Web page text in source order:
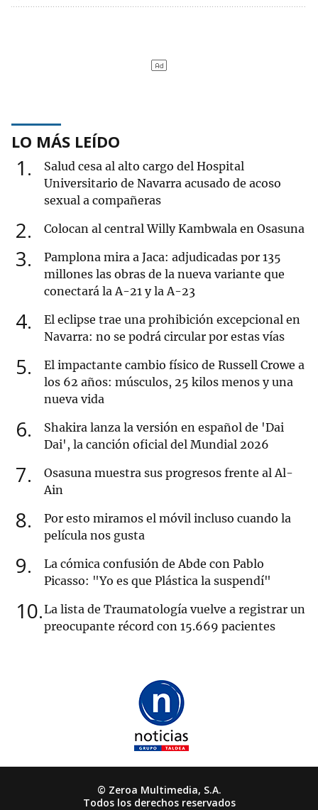
LO MÁS LEÍDO
1
Salud cesa al alto cargo del Hospital
Universitario de Navarra acusado de acoso
sexual a compañeras
2 Colocan al central Willy Kambwala en Osasuna
3
Pamplona mira a Jaca: adjudicadas por 135
millones las obras de la nueva variante que
conectará la A-21 y la A-23
4
El eclipse trae una prohibición excepcional en
Navarra: no se podrá circular por estas vías
5
El impactante cambio físico de Russell Crowe a
los 62 años: músculos, 25 kilos menos y una
nueva vida
6
Shakira lanza la versión en español de 'Dai
Dai', la canción oficial del Mundial 2026
7
Osasuna muestra sus progresos frente al Al-
Ain
8
Por esto miramos el móvil incluso cuando la
película nos gusta
9
La cómica confusión de Abde con Pablo
Picasso: "Yo es que Plástica la suspendí"
10 La lista de Traumatología vuelve a registrar un
preocupante récord con 15.669 pacientes
© Zeroa Multimedia, S.A.
Todos los derechos reservados